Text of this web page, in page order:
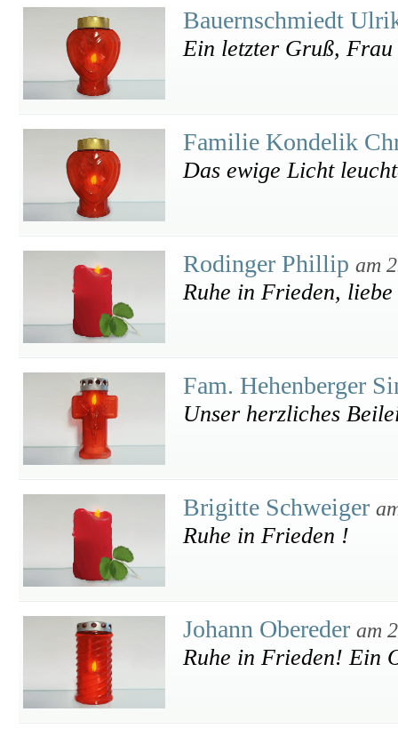
Bauernschmiedt
Ein letzter Gruß,
Familie Kondelik
Das ewige Licht
Rodinger Phillip am
Ruhe in Frieden,
Fam. Hehenberger
Unser herzliches
Brigitte Schweiger
Ruhe in Frieden !
Johann Obereder am
Ruhe in Frieden! Ein